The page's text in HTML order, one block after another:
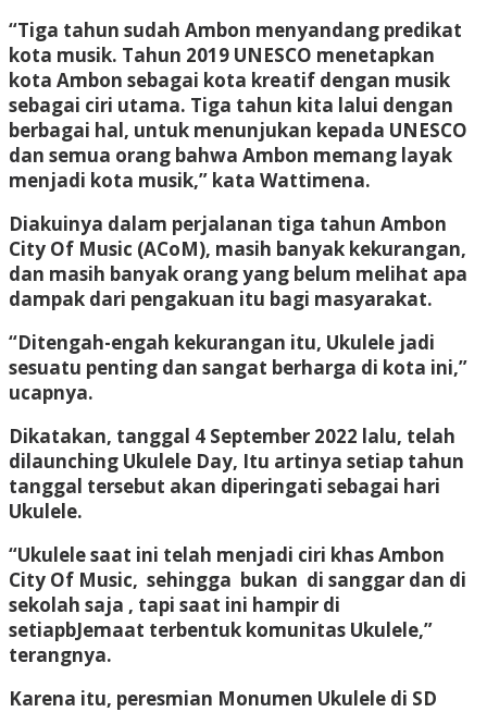
“Tiga tahun sudah Ambon menyandang predikat
kota musik. Tahun 2019 UNESCO menetapkan
kota Ambon sebagai kota kreatif dengan musik
sebagai ciri utama. Tiga tahun kita lalui dengan
berbagai hal, untuk menunjukan kepada UNESCO
dan semua orang bahwa Ambon memang layak
menjadi kota musik,” kata Wattimena.
Diakuinya dalam perjalanan tiga tahun Ambon
City Of Music (ACoM), masih banyak kekurangan,
dan masih banyak orang yang belum melihat apa
dampak dari pengakuan itu bagi masyarakat.
“Ditengah-engah kekurangan itu, Ukulele jadi
sesuatu penting dan sangat berharga di kota ini,”
ucapnya.
Dikatakan, tanggal 4 September 2022 lalu, telah
dilaunching Ukulele Day, Itu artinya setiap tahun
tanggal tersebut akan diperingati sebagai hari
Ukulele.
“Ukulele saat ini telah menjadi ciri khas Ambon
City Of Music, sehingga bukan di sanggar dan di
sekolah saja , tapi saat ini hampir di
setiapbJemaat terbentuk komunitas Ukulele,”
terangnya.
Karena itu, peresmian Monumen Ukulele di SD